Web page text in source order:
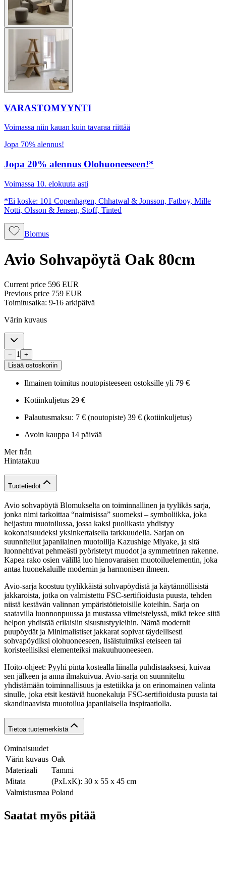
VARASTOMYYNTI
Voimassa niin kauan kuin tavaraa riittää
Jopa 70% alennus!
Jopa 20% alennus Olohuoneeseen!*
Voimassa 10. elokuuta asti
*Ei koske: 101 Copenhagen, Chhatwal & Jonsson, Fatboy, Mille
Notti, Olsson & Jensen, Stoff, Tinted
Blomus
Avio Sohvapöytä Oak 80cm
Current price 596 EUR
Previous price 759 EUR
Toimitusaika: 9-16 arkipäivä
Värin kuvaus
− 1
+
Lisää ostoskoriin
Ilmainen toimitus noutopisteeseen ostoksille yli 79 €
Kotiinkuljetus 29 €
Palautusmaksu: 7 € (noutopiste) 39 € (kotiinkuljetus)
Avoin kauppa 14 päivää
Mer från
Hintatakuu
Tuotetiedot
Avio sohvapöytä Blomukselta on toiminnallinen ja tyylikäs sarja,
jonka nimi tarkoittaa “naimisissa” suomeksi – symboliikka, joka
heijastuu muotoilussa, jossa kaksi puolikasta yhdistyy
kokonaisuudeksi yksinkertaisella tarkkuudella. Sarjan on
suunnitellut japanilainen muotoilija Kazushige Miyake, ja sitä
luonnehtivat pehmeästi pyöristetyt muodot ja symmetrinen rakenne.
Kapea rako osien välillä luo hienovaraisen muotoiluelementin, joka
antaa huonekaluille modernin ja harmonisen ilmeen.
Avio-sarja koostuu tyylikkäistä sohvapöydistä ja käytännöllisistä
jakkaroista, jotka on valmistettu FSC-sertifioidusta puusta, tehden
niistä kestävän valinnan ympäristötietoisille koteihin. Sarja on
saatavilla luonnonpuussa ja mustassa viimeistelyssä, mikä tekee siitä
helpon yhdistää erilaisiin sisustustyyleihin. Nämä modernit
puupöydät ja Minimalistiset jakkarat sopivat täydellisesti
sohvapöydiksi olohuoneeseen, lisäistuimiksi eteiseen tai
koristeellisiksi elementeiksi makuuhuoneeseen.
Hoito-ohjeet: Pyyhi pinta kostealla liinalla puhdistaaksesi, kuivaa
sen jälkeen ja anna ilmakuivua. Avio-sarja on suunniteltu
yhdistämään toiminnallisuus ja estetiikka ja on erinomainen valinta
sinulle, joka etsit kestäviä huonekaluja FSC-sertifioidusta puusta tai
skandinaavista muotoilua japanilaisella inspiraatiolla.
Tietoa tuotemerkistä
Ominaisuudet
Värin kuvaus Oak
Materiaali
Tammi
Mitata
(PxLxK): 30 x 55 x 45 cm
Valmistusmaa Poland
Saatat myös pitää